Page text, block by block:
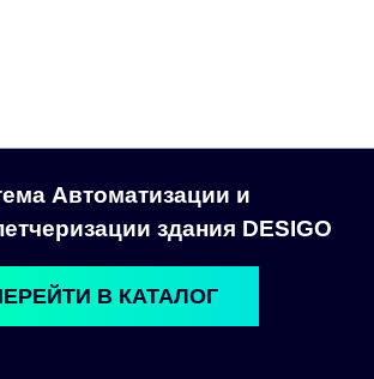
Автоматизации и
здания DESIGO
В КАТАЛОГ